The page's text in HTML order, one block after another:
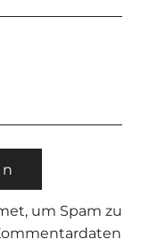
um Spam zu